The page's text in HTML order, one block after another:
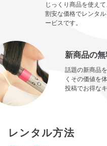
じっくり商品を使えて
割安な価格でレンタ
ービスです。
新商品の
話題の新商品
くその価値を
投稿でお得な
レンタル方法